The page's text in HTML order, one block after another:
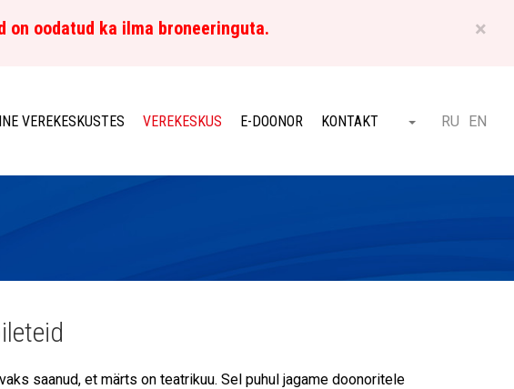
×
on oodatud ka ilma broneeringuta.
VEREKESKUSTES VEREKESKUS E-DOONOR KONTAKT Otsi ET
RU EN
saanud, et märts on teatrikuu. Sel puhul jagame doonoritele